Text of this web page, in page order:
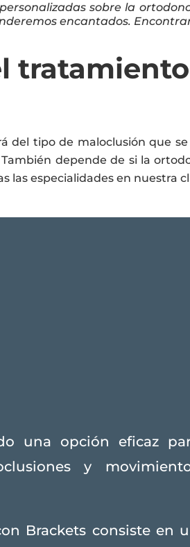
sobre la
encantados.
tratamiento
del tipo de maloclusión que
depende de si la
las especialidades en nuestra
una opción eficaz
y
Brackets consiste en